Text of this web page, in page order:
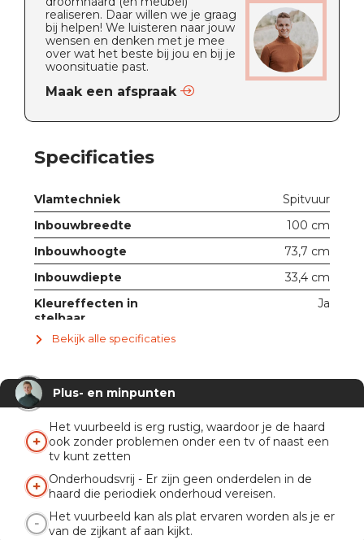
realiseren. Daar willen we je graag
bij helpen! We luisteren naar jouw
wensen en denken met je mee
over wat het beste bij jou en bij je
woonsituatie past.
Maak een afspraak
Plus- en minpunten
Het vuurbeeld is erg rustig, waardoor je de haard
ook zonder problemen onder een tv of naast een
tv kunt zetten
Onderhoudsvrij - Er zijn geen onderdelen in de
haard die periodiek onderhoud vereisen.
Het vuurbeeld kan als plat ervaren worden als je er
van de zijkant af aan kijkt.
Specificaties
Vlamtechniek
Spitvuur
Inbouwbreedte
100 cm
Inbouwhoogte
73,7 cm
Inbouwdiepte
33,4 cm
Kleureffecten in
stelbaar
Ja
Met ruit
Knispermodule
Afstandsbediening
Ja
App
Ja
Bekijk alle specificaties